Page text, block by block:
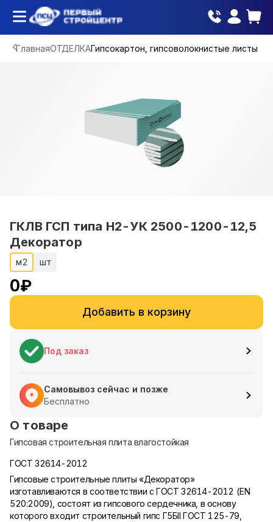
ГлавнаяОТДЕЛКАГипсокартон, гипсоволокнистые листы
ГКЛВ ГСП типа H2-УК 2500-1200-12,5
Декоратор
м2 шт
0₽
Добавить в корзину
Под заказ
Самовывоз сейчас и позже
Бесплатно
О товаре
Гипсовая строительная плита влагостойкая
ГОСТ 32614-2012
Гипсовые строительные плиты «Декоратор»
изготавливаются в соответствии с ГОСТ 32614-2012 (EN
520:2009), состоят из гипсового сердечника, в основу
которого входит строительный гипс Г5БII ГОСТ 125-79,